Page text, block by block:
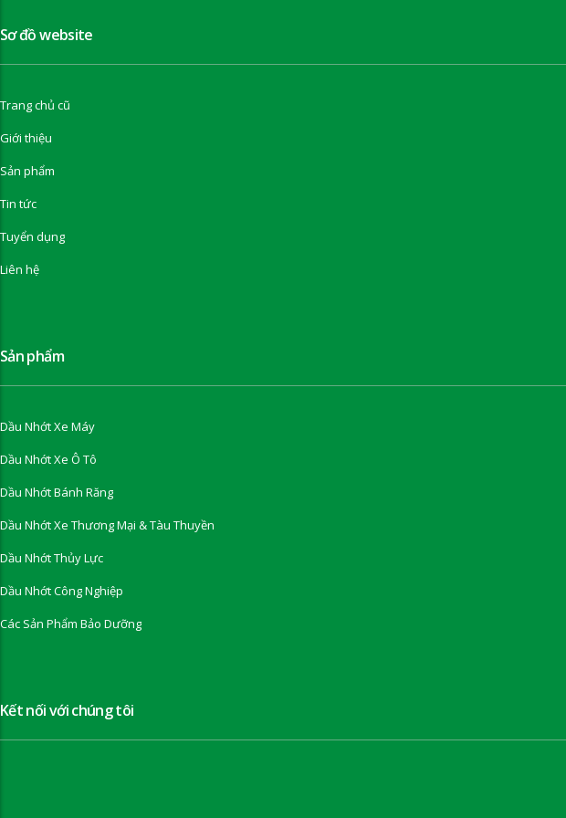
Sơ đồ website
Trang chủ cũ
Giới thiệu
Sản phẩm
Tin tức
Tuyển dụng
Liên hệ
Sản phẩm
Dầu Nhớt Xe Máy
Dầu Nhớt Xe Ô Tô
Dầu Nhớt Bánh Răng
Dầu Nhớt Xe Thương Mại & Tàu Thuyền
Dầu Nhớt Thủy Lực
Dầu Nhớt Công Nghiệp
Các Sản Phẩm Bảo Dưỡng
Kết nối với chúng tôi